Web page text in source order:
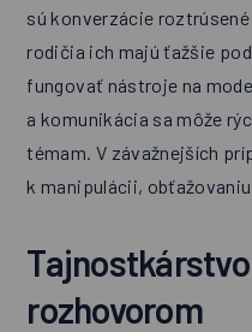
sú konverzácie
rodičia ich majú ťažšie
fungovať nástroje na
a komunikácia sa môže
témam. V závažnejších
k manipulácii,
rozhovorom